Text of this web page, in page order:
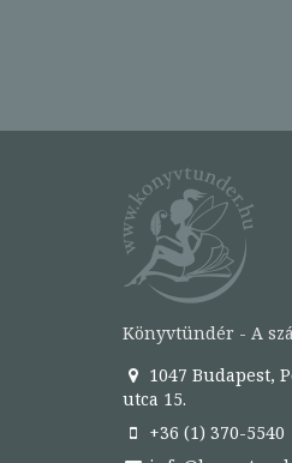
Könyvtündér - A
1047 Budapest,
utca 15.
+36 (1) 370-5540